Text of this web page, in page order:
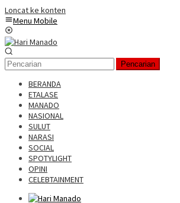
Loncat ke konten
Menu Mobile
Pencarian
BERANDA
ETALASE
MANADO
NASIONAL
SULUT
NARASI
SOCIAL
SPOTYLIGHT
OPINI
CELEBTAINMENT